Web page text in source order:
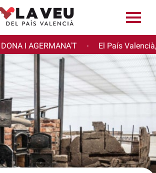
DONA I AGERMANA'T · El País